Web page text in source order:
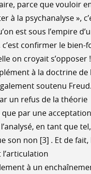
parce que vouloir
à la psychanalyse »,
est sous l’empire
confirmer le bien-
on croyait s’opposer
à la doctrine de
soutenu
un refus de la théorie
que par une
en tant que tel,
son non [3] . Et de fait,
à un